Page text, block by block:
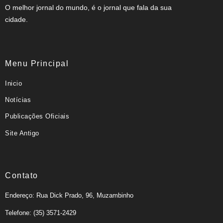
O melhor jornal do mundo, é o jornal que fala da sua
cidade.
Menu Principal
Inicio
Notícias
Publicações Oficiais
Site Antigo
Contato
Endereço: Rua Dick Prado, 96, Muzambinho
Telefone: (35) 3571-2429